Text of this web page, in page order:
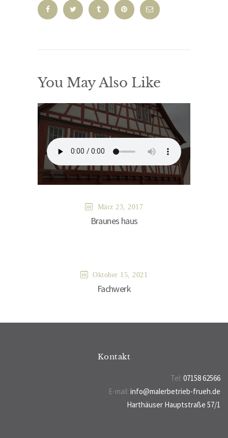
You May Also Like
März 23, 2017
Braunes haus
Oktober 15, 2021
Fachwerk
Kontakt
Tel: 07158 62566
E-mail: info@malerbetrieb-frueh.de
Harthäuser Hauptstraße 57/1